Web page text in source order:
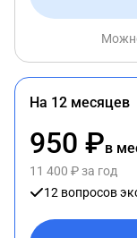
На 12 месяцев
950 ₽в
11 400 ₽ за год
12 вопросов